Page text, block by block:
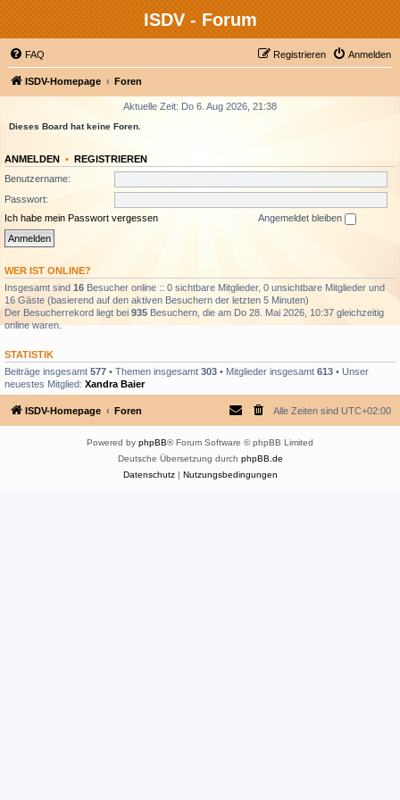
ISDV - Forum
FAQ Anmelden
Registrieren
ISDV-Homepage Foren
Aktuelle Zeit: Do 6. Aug 2026, 21:38
Dieses Board hat keine Foren.
ANMELDEN • REGISTRIEREN
Benutzername:
Passwort:
Ich habe mein Passwort vergessen
Angemeldet bleiben
WER IST ONLINE?
Insgesamt sind 16 Besucher online :: 0 sichtbare Mitglieder, 0 unsichtbare Mitglieder und
16 Gäste (basierend auf den aktiven Besuchern der letzten 5 Minuten)
Der Besucherrekord liegt bei 935 Besuchern, die am Do 28. Mai 2026, 10:37 gleichzeitig
online waren.
STATISTIK
Beiträge insgesamt 577 • Themen insgesamt 303 • Mitglieder insgesamt 613 • Unser
neuestes Mitglied: Xandra Baier
ISDV-Homepage Foren Alle Zeiten sind UTC+02:00
Powered by phpBB® Forum Software © phpBB Limited
Deutsche Übersetzung durch phpBB.de
Datenschutz| Nutzungsbedingungen